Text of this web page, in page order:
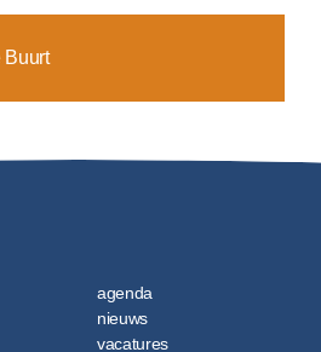
Buurt
agenda
nieuws
vacatures